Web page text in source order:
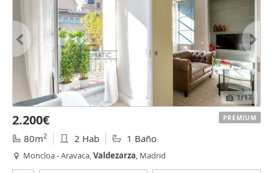
1/17
2.200€
80m2 2 Hab 1 Baño
Moncloa - Aravaca,Valdezarza, Madrid
PREMIUM